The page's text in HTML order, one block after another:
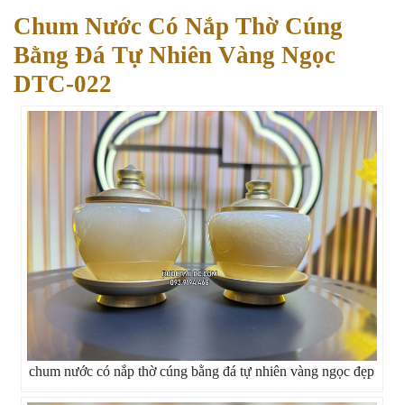
Chum Nước Có Nắp Thờ Cúng
Bằng Đá Tự Nhiên Vàng Ngọc
DTC-022
chum nước có nắp thờ cúng bằng đá tự nhiên vàng ngọc đẹp